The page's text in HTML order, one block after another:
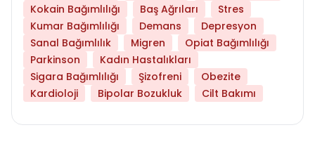
Kokain Bağımlılığı
Baş Ağrıları
Stres
Kumar Bağımlılığı
Demans
Depresyon
Sanal Bağımlılık
Migren
Opiat Bağımlılığı
Parkinson
Kadın Hastalıkları
Sigara Bağımlılığı
Şizofreni
Obezite
Kardioloji
Bipolar Bozukluk Cilt Bakımı